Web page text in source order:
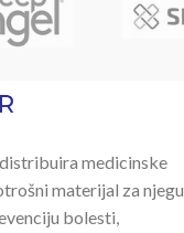
medicinske
materijal za njegu
bolesti,